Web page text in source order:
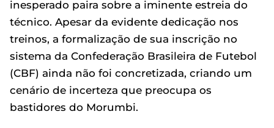
inesperado paira sobre a iminente estreia do
técnico. Apesar da evidente dedicação nos
treinos, a formalização de sua inscrição no
sistema da Confederação Brasileira de Futebol
(CBF) ainda não foi concretizada, criando um
cenário de incerteza que preocupa os
bastidores do Morumbi.